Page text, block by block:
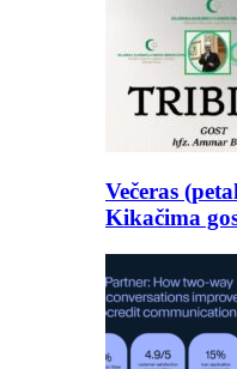
Večeras
Kikačima